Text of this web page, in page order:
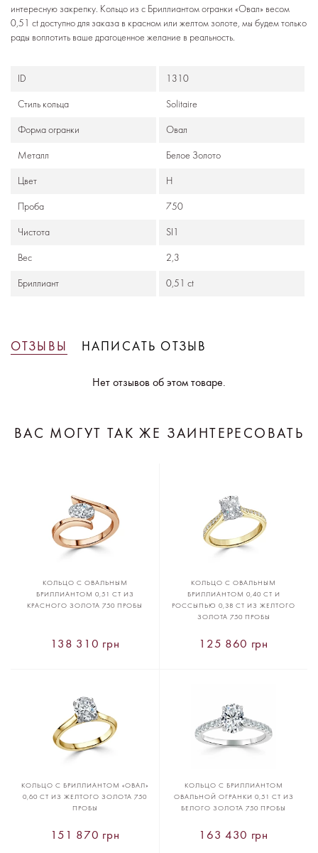
интересную закрепку. Кольцо из с Бриллиантом огранки «Овал» весом
0,51 ct доступно для заказа в красном или желтом золоте, мы будем только
рады воплотить ваше драгоценное желание в реальность.
ID 1310
Стиль кольца Solitaire
Формa огранки Овал
Металл Белое Золото
Цвет Н
Проба 750
Чистота SI1
Вес 2,3
Бриллиант 0,51 ct
ОТЗЫВЫ НАПИСАТЬ ОТЗЫВ
Нет отзывов об этом товаре.
ВАС МОГУТ ТАК ЖЕ ЗАИНТЕРЕСОВАТЬ
КОЛЬЦО С ОВАЛЬНЫМ
БРИЛЛИАНТОМ 0,51 CT ИЗ
КРАСНОГО ЗОЛОТА 750 ПРОБЫ
138 310 грн
КОЛЬЦО С ОВАЛЬНЫМ
БРИЛЛИАНТОМ 0,40 CT И
РОССЫПЬЮ 0,38 CT ИЗ ЖЕЛТОГО
ЗОЛОТА 750 ПРОБЫ
125 860 грн
КОЛЬЦО С БРИЛЛИАНТОМ «ОВАЛ»
0,60 CT ИЗ ЖЕЛТОГО ЗОЛОТА 750
ПРОБЫ
151 870 грн
КОЛЬЦО С БРИЛЛИАНТОМ
ОВАЛЬНОЙ ОГРАНКИ 0,51 CT ИЗ
БЕЛОГО ЗОЛОТА 750 ПРОБЫ
163 430 грн